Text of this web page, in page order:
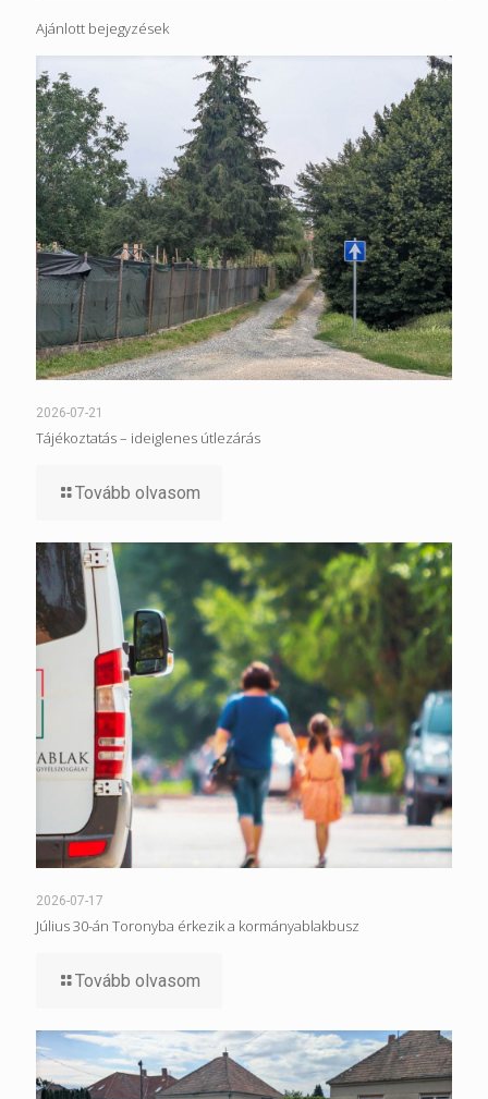
Ajánlott bejegyzések
2026-07-21
Tájékoztatás – ideiglenes útlezárás
Tovább olvasom
2026-07-17
Július 30-án Toronyba érkezik a kormányablakbusz
Tovább olvasom